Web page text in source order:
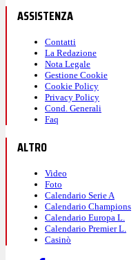
ASSISTENZA
Contatti
La Redazione
Nota Legale
Gestione Cookie
Cookie Policy
Privacy Policy
Cond. Generali
Faq
ALTRO
Video
Foto
Calendario Serie A
Calendario Champions
Calendario Europa L.
Calendario Premier L.
Casinò